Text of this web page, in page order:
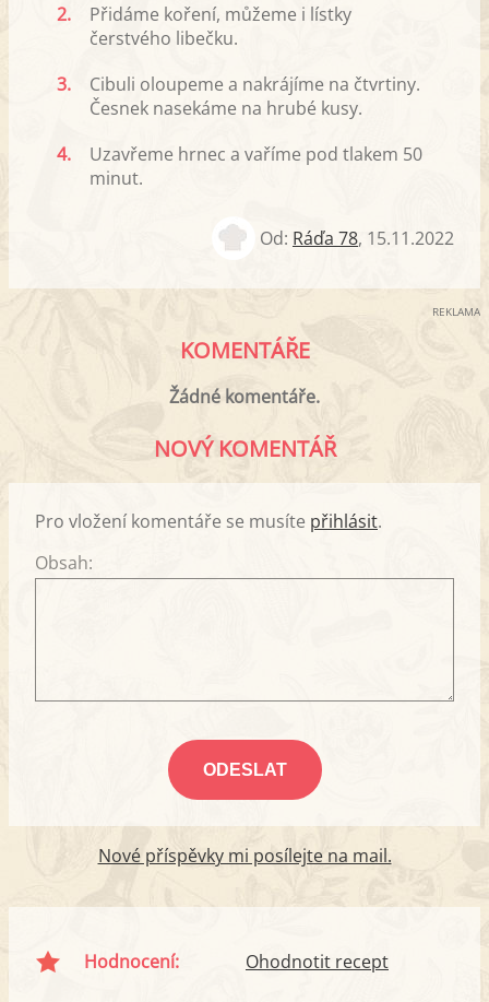
2.
Přidáme koření, můžeme i lístky
čerstvého libečku.
3.
Cibuli oloupeme a nakrájíme na čtvrtiny.
Česnek nasekáme na hrubé kusy.
4.
Uzavřeme hrnec a vaříme pod tlakem 50
minut.
Od: Ráďa 78, 15.11.2022
REKLAMA
KOMENTÁŘE
Žádné komentáře.
NOVÝ KOMENTÁŘ
Pro vložení komentáře se musíte přihlásit.
Obsah:
Nové příspěvky mi posílejte na mail.
Hodnocení: Ohodnotit recept